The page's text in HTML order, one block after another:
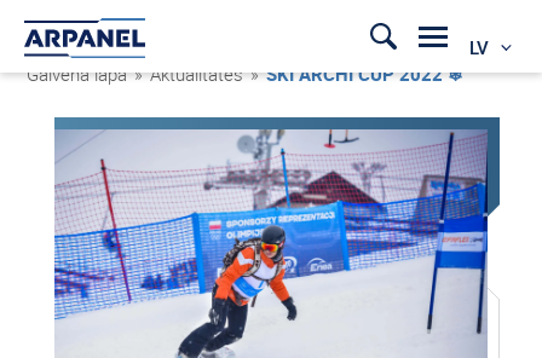
LV
Galvenā lapa » Aktualitātes »SKI ARCHI CUP 2022 ❄